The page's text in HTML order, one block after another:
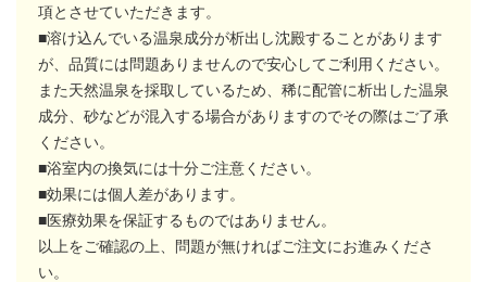
項とさせていただきます。
■溶け込んでいる温泉成分が析出し沈殿することがあります
が、品質には問題ありませんので安心してご利用ください。
また天然温泉を採取しているため、稀に配管に析出した温泉
成分、砂などが混入する場合がありますのでその際はご了承
ください。
■浴室内の換気には十分ご注意ください。
■効果には個人差があります。
■医療効果を保証するものではありません。
以上をご確認の上、問題が無ければご注文にお進みくださ
い。